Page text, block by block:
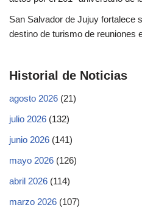
San Salvador de Jujuy fortalece
destino de turismo de reuniones
Historial de Noticias
agosto 2026 (21)
julio 2026 (132)
junio 2026 (141)
mayo 2026 (126)
abril 2026 (114)
marzo 2026 (107)